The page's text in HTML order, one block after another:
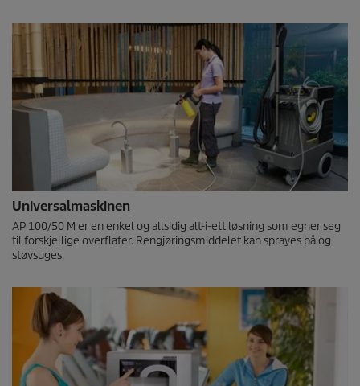
Universalmaskinen
AP 100/50 M er en enkel og allsidig alt-i-ett løsning som egner seg
til forskjellige overflater. Rengjøringsmiddelet kan sprayes på og
støvsuges.